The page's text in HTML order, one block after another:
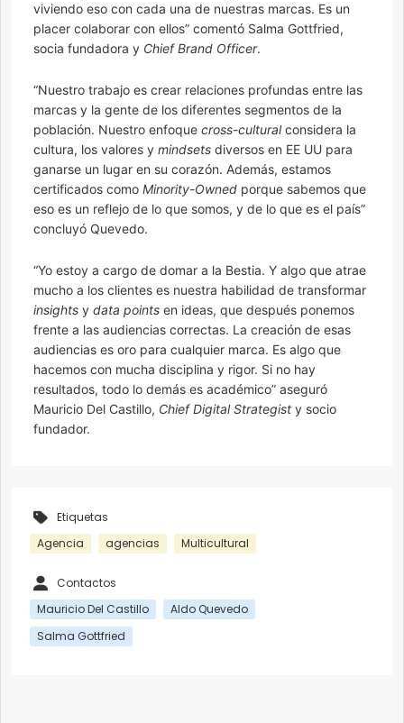
viviendo eso con cada una de nuestras marcas. Es un
placer colaborar con ellos” comentó Salma Gottfried,
socia fundadora y Chief Brand Officer.
“Nuestro trabajo es crear relaciones profundas entre las
marcas y la gente de los diferentes segmentos de la
población. Nuestro enfoque cross-culturalconsidera la
cultura, los valores y mindsets diversos en EE UU para
ganarse un lugar en su corazón. Además, estamos
certificados como Minority-Owned porque sabemos que
eso es un reflejo de lo que somos, y de lo que es el país”
concluyó Quevedo.
“Yo estoy a cargo de domar a la Bestia. Y algo que atrae
mucho a los clientes es nuestra habilidad de transformar
insights y data points en ideas, que después ponemos
frente a las audiencias correctas. La creación de esas
audiencias es oro para cualquier marca. Es algo que
hacemos con mucha disciplina y rigor. Si no hay
resultados, todo lo demás es académico” aseguró
Mauricio Del Castillo, Chief Digital Strategist y socio
fundador.
Etiquetas
Agencia
agencias Multicultural
Contactos
Mauricio Del Castillo
Aldo Quevedo
Salma Gottfried